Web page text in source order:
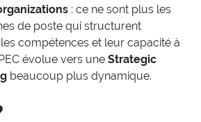
: ce ne sont plus les
de poste qui structurent
les compétences et leur capacité à
évolue vers une Strategic
beaucoup plus dynamique.